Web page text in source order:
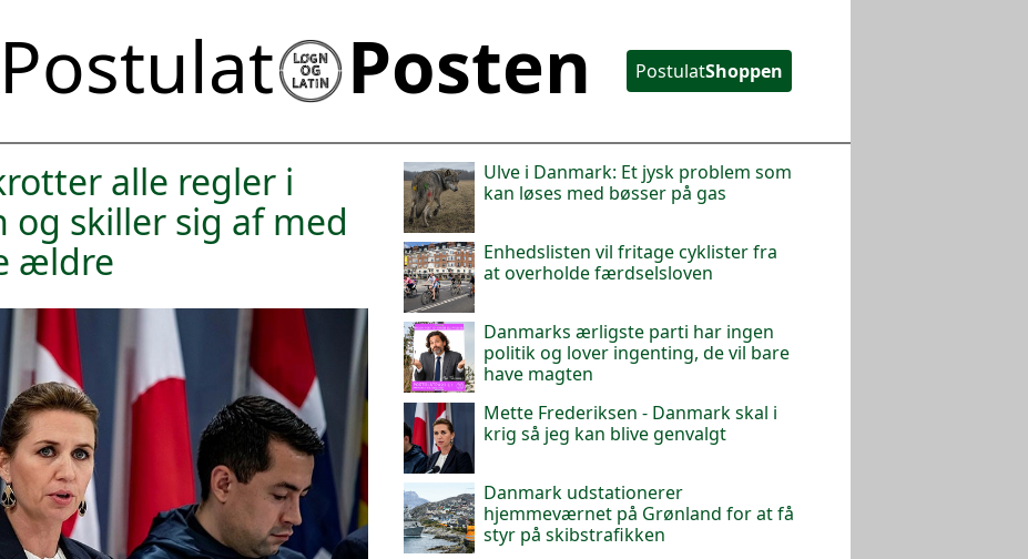
Postulat Posten PostulatShoppen
alle regler i
skiller sig af med
ældre
Ulve i Danmark: Et jysk problem som
kan løses med bøsser på gas
Enhedslisten vil fritage cyklister fra
at overholde færdselsloven
Danmarks ærligste parti har ingen
politik og lover ingenting, de vil bare
have magten
Mette Frederiksen - Danmark skal i
krig så jeg kan blive genvalgt
Danmark udstationerer
hjemmeværnet på Grønland for at få
styr på skibstrafikken